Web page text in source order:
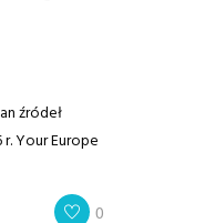
źródeł
Your Europe
0